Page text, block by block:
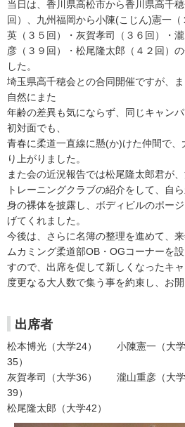
当日は、香川県高松市から香川県高千
回）、九州福岡から小陳(こじん)憲一（
英（３５回）・灰賀孝司（３６回）・
彦（３９回）・松尾隆太郎（４２回）
した。
埼玉県高千穂会との合同開催ですが、
自然にまた
年齢の差異も気にならず、同じキャン
初対面でも、
青春に柔道一直線に懸(か)けた仲間で
り上がりました。
また会の近況報告では松尾隆太郎君が
トレーニングクラブの紹介をして、自
身の裸体を披露し、ボディビルのポー
げてくれました。
今後は、さらに名簿の整理を進めて、
ムカミング柔道部OB・OGコーナーを
すので、出席を促して新しくなったキ
度更なる大人数で集う事を約束し、お開
出席者
松本博光（大学24） 小陳憲一（大
35）
灰賀孝司（大学36） 瀧山重彦（大
39）
松尾隆太郎（大学42）